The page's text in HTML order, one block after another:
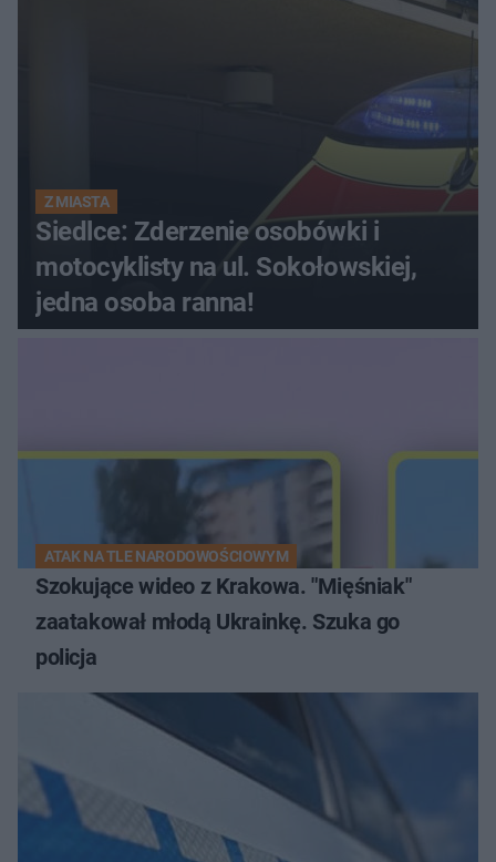
Z MIASTA
Siedlce: Zderzenie osobówki i
motocyklisty na ul. Sokołowskiej,
jedna osoba ranna!
ATAK NA TLE NARODOWOŚCIOWYM
Szokujące wideo z Krakowa. "Mięśniak"
zaatakował młodą Ukrainkę. Szuka go
policja